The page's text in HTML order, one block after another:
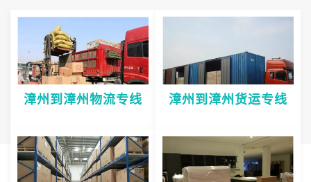
漳州到漳州物流专线 漳州到漳州货运专线